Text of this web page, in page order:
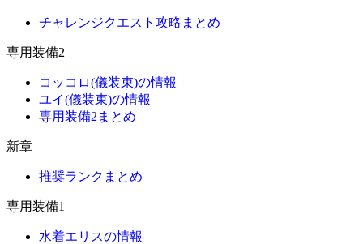
チャレンジクエスト攻略まとめ
専用装備2
コッコロ(儀装束)の情報
ユイ(儀装束)の情報
専用装備2まとめ
新章
推奨ランクまとめ
専用装備1
水着エリスの情報